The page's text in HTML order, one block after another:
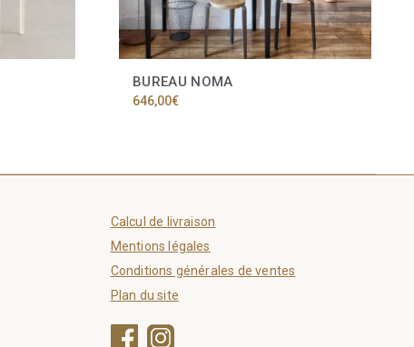
BUREAU NOMA
646,00€
Calcul de livraison
Mentions légales
Conditions générales de ventes
Plan du site